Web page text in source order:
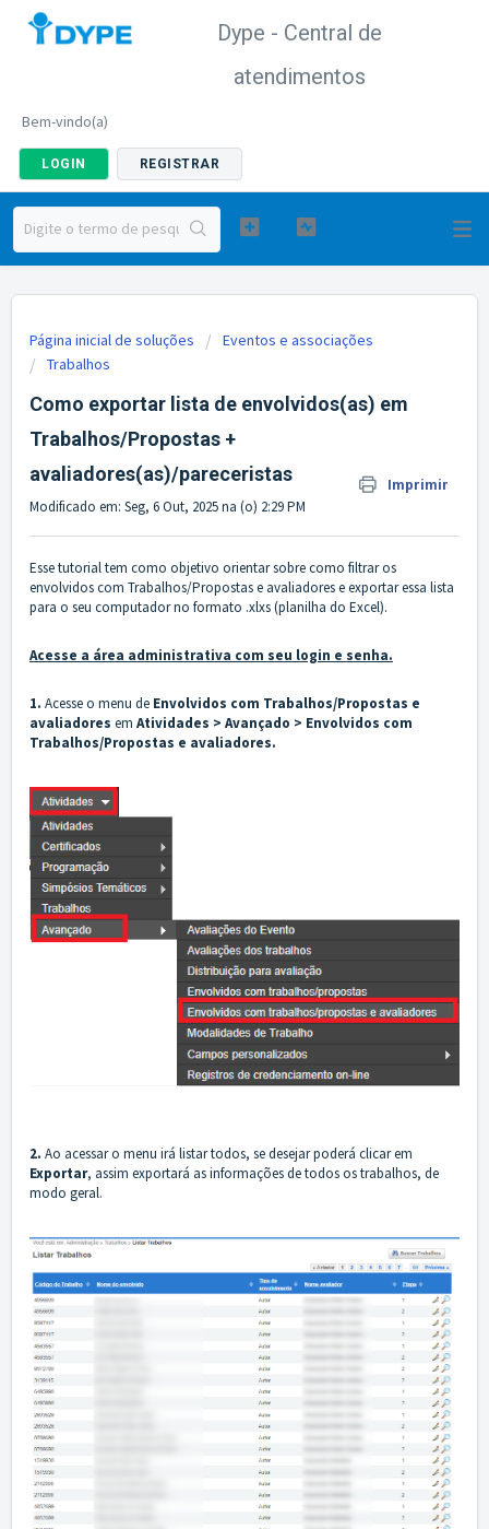
Dype - Central de
atendimentos
Bem-vindo(a)
LOGIN REGISTRAR
Página inicial de soluções
Eventos e associações
Trabalhos
Como exportar lista de envolvidos(as) em
Trabalhos/Propostas +
avaliadores(as)/pareceristas
Imprimir
Modificado em: Seg, 6 Out, 2025 na (o) 2:29 PM
Esse tutorial tem como objetivo orientar sobre como filtrar os
envolvidos com Trabalhos/Propostas e avaliadores e exportar essa lista
para o seu computador no formato .xlxs (planilha do Excel).
Acesse a área administrativa com seu login e senha.
1. Acesse o menu de Envolvidos com Trabalhos/Propostas e
avaliadores em Atividades > Avançado > Envolvidos com
Trabalhos/Propostas e avaliadores.
2. Ao acessar o menu irá listar todos, se desejar poderá clicar em
Exportar, assim exportará as informações de todos os trabalhos, de
modo geral.